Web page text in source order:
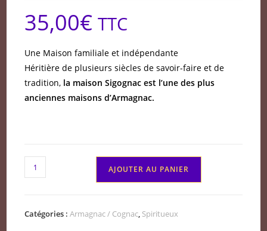
35,00€ TTC
Une Maison familiale et indépendante
Héritière de plusieurs siècles de savoir-faire et de
tradition, la maison Sigognac est l’une des plus
anciennes maisons d’Armagnac.
quantité
de
Armagnac
AJOUTER AU PANIER
Catégories :Armagnac / Cognac, Spiritueux